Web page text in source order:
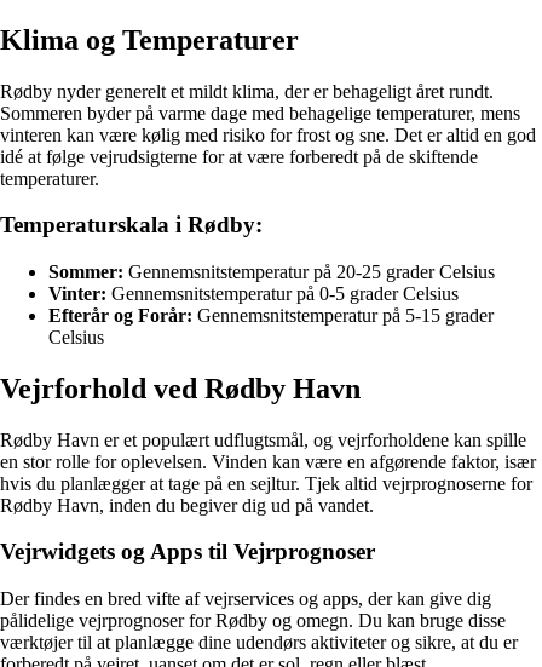
Klima og Temperaturer
Rødby nyder generelt et mildt klima, der er behageligt året rundt.
Sommeren byder på varme dage med behagelige temperaturer, mens
vinteren kan være kølig med risiko for frost og sne. Det er altid en god
idé at følge vejrudsigterne for at være forberedt på de skiftende
temperaturer.
Temperaturskala i Rødby:
Sommer: Gennemsnitstemperatur på 20-25 grader Celsius
Vinter: Gennemsnitstemperatur på 0-5 grader Celsius
Efterår og Forår: Gennemsnitstemperatur på 5-15 grader
Celsius
Vejrforhold ved Rødby Havn
Rødby Havn er et populært udflugtsmål, og vejrforholdene kan spille
en stor rolle for oplevelsen. Vinden kan være en afgørende faktor, især
hvis du planlægger at tage på en sejltur. Tjek altid vejrprognoserne for
Rødby Havn, inden du begiver dig ud på vandet.
Vejrwidgets og Apps til Vejrprognoser
Der findes en bred vifte af vejrservices og apps, der kan give dig
pålidelige vejrprognoser for Rødby og omegn. Du kan bruge disse
værktøjer til at planlægge dine udendørs aktiviteter og sikre, at du er